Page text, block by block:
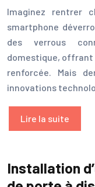
Imaginez rentrer
smartphone
des verrous
domestique, offrant
renforcée. Mais
innovations
Lire la suite
Installation